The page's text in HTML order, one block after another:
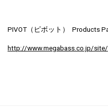
PIVOT（ピボット） Products
http://www.megabass.co.jp/